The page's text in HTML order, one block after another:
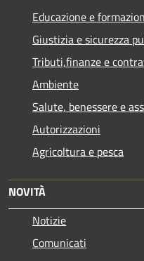
Educazione e
Giustizia e sicurezza
Tributi,finanze e
Ambiente
Salute, benessere e
Autorizzazioni
Agricoltura e pesca
NOVITÀ
Notizie
Comunicati